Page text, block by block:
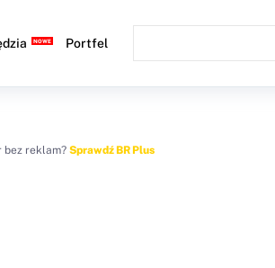
Portfel
bez reklam? Sprawdź BR Plus